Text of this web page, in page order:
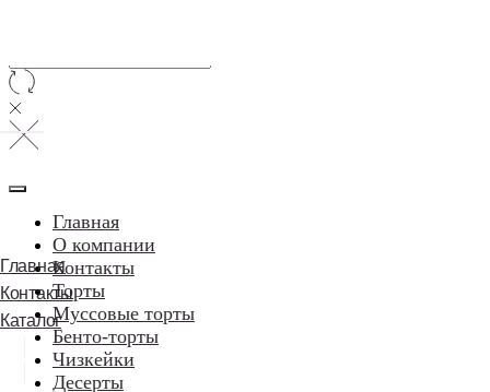
Главная
Контакты
Каталог
Главная
О компании
Контакты
Торты
Муссовые торты
Бенто-торты
Чизкейки
Десерты